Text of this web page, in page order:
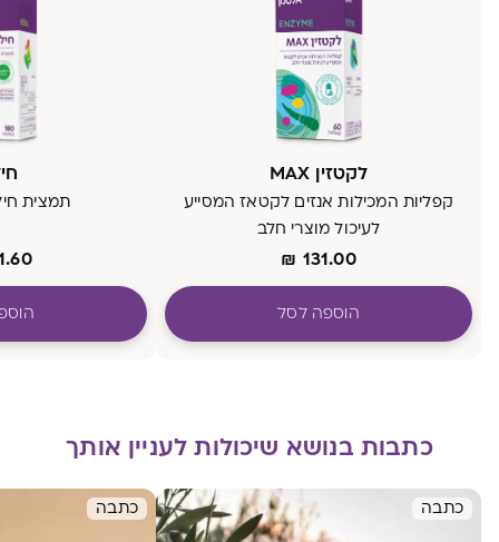
לקטזין MAX
קפליות המכילות אנזים לקטאז המסייע
לעיכול מוצרי חלב
₪ 131.00
הוספה לסל
תמצית
כתבות בנושא שיכולות לעניין אותך
כתבה כתבה